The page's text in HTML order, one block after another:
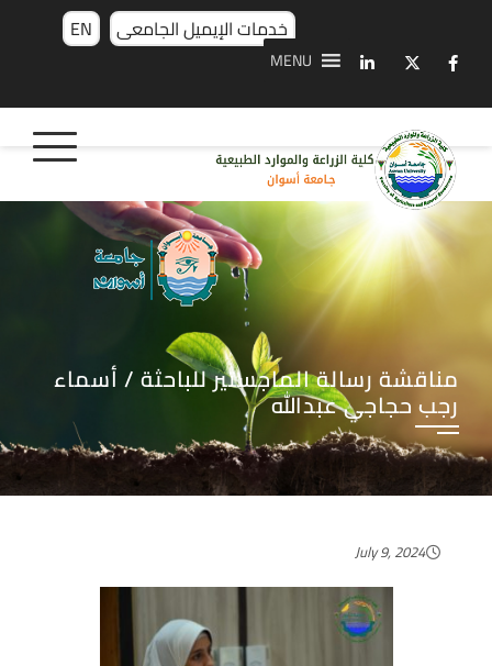
EN خدمات الإيميل الجامعى
MENU
مناقشة رسالة الماجستير للباحثة / أسماء
رجب حجاجي عبدالله
July 9, 2024